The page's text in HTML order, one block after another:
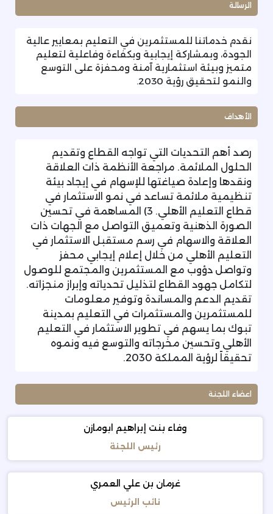
الرسالة
نقدم خدماتنا للمستثمرين في التعليم بمعايير عالية
الجودة، وبمشاركة إيجابية وبكفاءة وفاعلية لتعليم
متميز وبيئة استثمارية آمنة ومحفزة على التوسع
والنمو لتحقيق رؤية 2030.
الأهداف
رصد أهم التحديات التي تواجه القطاع وتقديم
الحلول الملائمة. مراجعة الأنظمة ذات العلاقة
ونقدها وإعادة صياغتها للإسهام في إيجاد بيئة
تنظيمية ملائمة تساعد في نمو الاستثمار في
قطاع التعليم الأهلي. 3) المساهمة في تحسين
الصورة الذهنية وتعميق التواصل مع الجهات ذات
العلاقة والاسهام في رسم مستقبل الاستثمار في
التعليم الأهلي من خلال إعلام إيجابي محفز
وتواصل دؤوب مع المستثمرين والمجتمع للوصول
لتكامل جهود القطاع لتذليل تحدياته وإبراز منجزاته.
تقديم الدعم والمساندة وتوفير معلومات
للمستثمرين والمستثمرات في التعليم بمدينة
تبوك بما يسهم في تطوير الاستثمار في التعليم
الأهلي وتحسين مخرجاته والتوسع فيه ونموه
تحقيقاً لرؤية المملكة 2030.
اعضاء اللجنة
وفاء بنت إبراهيم ابومازن
رئيس اللجنة
غرمان بن علي العمري
نائب الرئيس